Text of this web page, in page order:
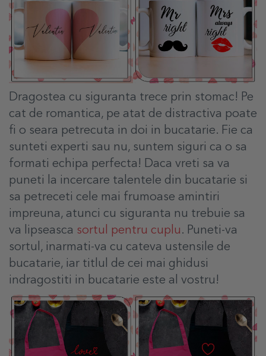
Dragostea cu siguranta trece prin stomac! Pe
cat de romantica, pe atat de distractiva poate
fi o seara petrecuta in doi in bucatarie. Fie ca
sunteti experti sau nu, suntem siguri ca o sa
formati echipa perfecta! Daca vreti sa va
puneti la incercare talentele din bucatarie si
sa petreceti cele mai frumoase amintiri
impreuna, atunci cu siguranta nu trebuie sa
va lipseasca sortul pentru cuplu . Puneti-va
sortul, inarmati-va cu cateva ustensile de
bucatarie, iar titlul de cei mai ghidusi
indragostiti in bucatarie este al vostru!